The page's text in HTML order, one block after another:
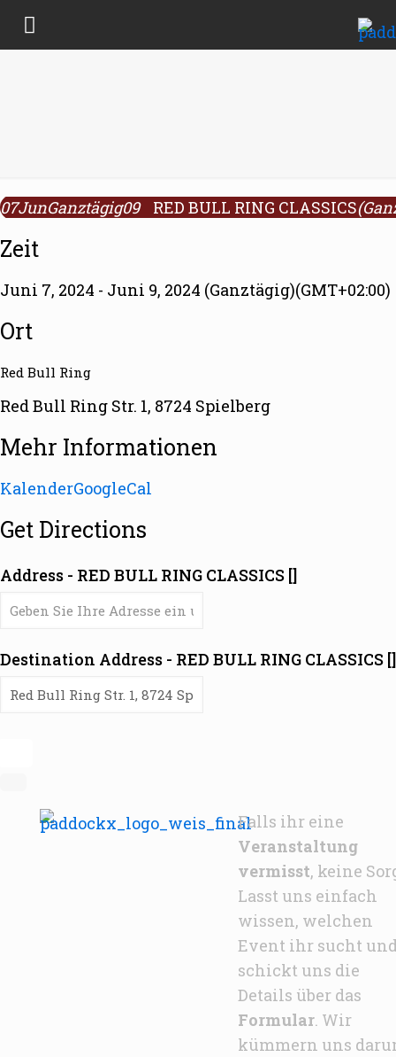
07JunGanztägig09 RED BULL RING CLASSICS
Zeit
Juni 7, 2024 - Juni 9, 2024 (Ganztägig)(GMT+02:00)
Ort
Red Bull Ring
Red Bull Ring Str. 1, 8724 Spielberg
Mehr Informationen
KalenderGoogleCal
Get Directions
Address - RED BULL RING CLASSICS []
Destination Address - RED BULL RING CLASSICS []
Falls ihr eine
Veranstaltung
vermisst, keine
Lasst uns einfach
wissen, welchen
Event ihr sucht
schickt uns die
Details über das
Formular. Wir
kümmern uns